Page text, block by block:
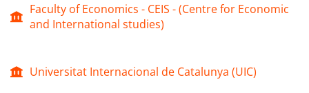
Faculty of Economics - CEIS - (Centre for Economic
and International studies)
Universitat Internacional de Catalunya (UIC)